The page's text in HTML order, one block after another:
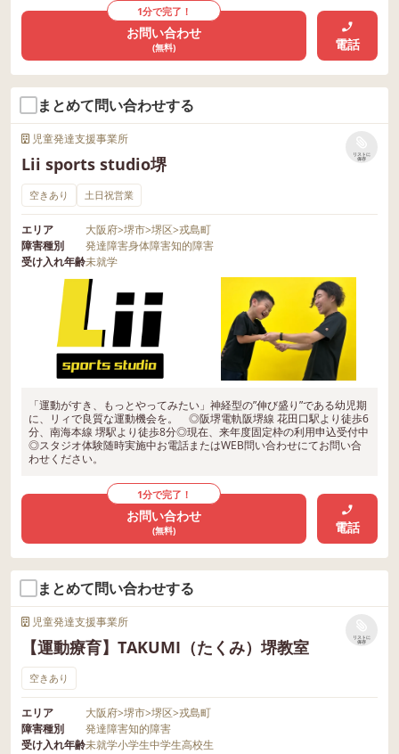
1分で完了！
お問い合わせ
(無料) 電話
まとめて問い合わせする
児童発達支援事業所
Lii sports studio堺
リストに
保存
空きあり 土日祝営業
エリア 大阪府>堺市>堺区>戎島町
障害種別
発達障害身体障害知的障害
受け入れ年齢未就学
「運動がすき、もっとやってみたい」神経型の”伸び盛り”である幼児期
に、リィで良質な運動機会を。 ◎阪堺電軌阪堺線 花田口駅より徒歩6
分、南海本線 堺駅より徒歩8分◎現在、来年度固定枠の利用申込受付中
◎スタジオ体験随時実施中お電話またはWEB問い合わせにてお問い合
わせください。
1分で完了！
お問い合わせ
(無料) 電話
まとめて問い合わせする
児童発達支援事業所
【運動療育】TAKUMI（たくみ）堺教室
リストに
保存
空きあり
エリア 大阪府>堺市>堺区>戎島町
障害種別
発達障害知的障害
受け入れ年齢未就学小学生中学生高校生